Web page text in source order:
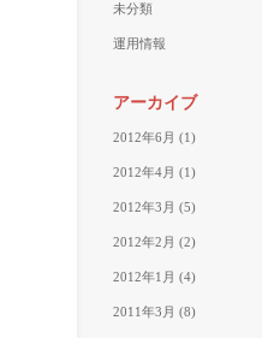
未分類
運用情報
アーカイブ
2012年6月 (1)
2012年4月 (1)
2012年3月 (5)
2012年2月 (2)
2012年1月 (4)
2011年3月 (8)